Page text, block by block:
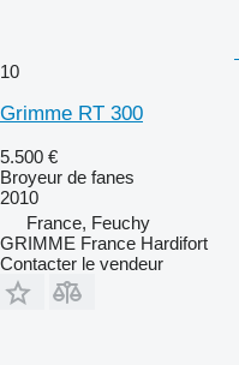
10
Grimme RT 300
5.500 €
Broyeur de fanes
2010
France, Feuchy
GRIMME France Hardifort
Contacter le vendeur